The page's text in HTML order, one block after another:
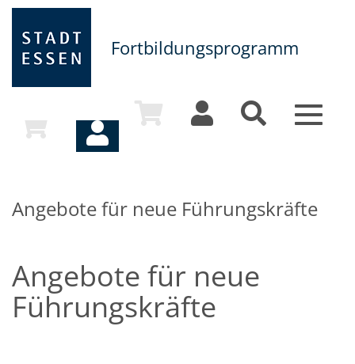
Fortbildungsprogramm
Toggle
Angebote für neue Führungskräfte
Angebote für neue
Führungskräfte